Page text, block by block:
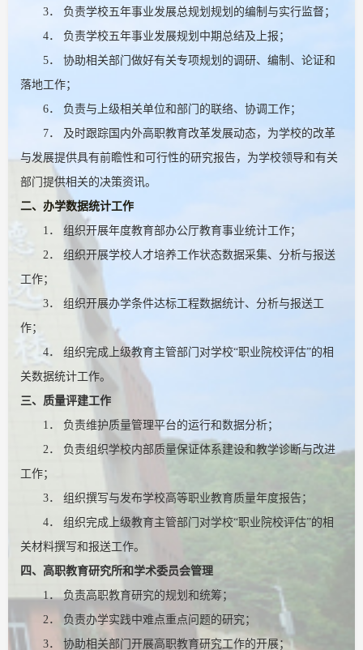
3． 负责学校五年事业发展总规划规划的编制与实行监督；
4． 负责学校五年事业发展规划中期总结及上报；
5． 协助相关部门做好有关专项规划的调研、编制、论证和
落地工作；
6． 负责与上级相关单位和部门的联络、协调工作；
7． 及时跟踪国内外高职教育改革发展动态，为学校的改革
与发展提供具有前瞻性和可行性的研究报告，为学校领导和有关
部门提供相关的决策资讯。
二、办学数据统计工作
1． 组织开展年度教育部办公厅教育事业统计工作；
2． 组织开展学校人才培养工作状态数据采集、分析与报送
工作；
3． 组织开展办学条件达标工程数据统计、分析与报送工
作；
4． 组织完成上级教育主管部门对学校“职业院校评估”的相
关数据统计工作。
三、质量评建工作
1． 负责维护质量管理平台的运行和数据分析；
2． 负责组织学校内部质量保证体系建设和教学诊断与改进
工作；
3． 组织撰写与发布学校高等职业教育质量年度报告；
4． 组织完成上级教育主管部门对学校“职业院校评估”的相
关材料撰写和报送工作。
四、高职教育研究所和学术委员会管理
1． 负责高职教育研究的规划和统筹；
2． 负责办学实践中难点重点问题的研究；
3． 协助相关部门开展高职教育研究工作的开展；